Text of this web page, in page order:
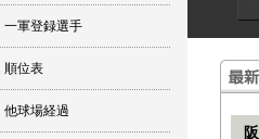
一軍登録選手
順位表
他球場経過